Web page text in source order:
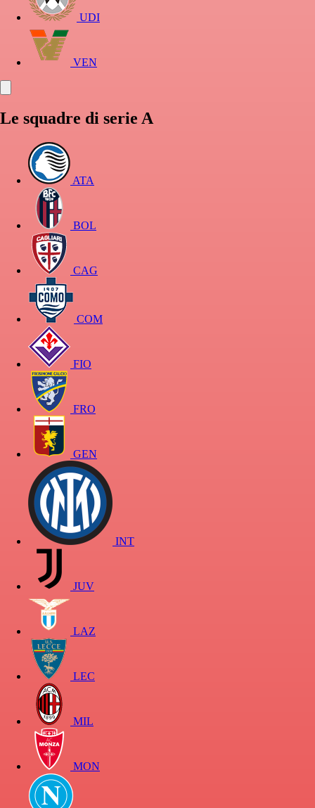
UDI
VEN
Le squadre di serie A
ATA
BOL
CAG
COM
FIO
FRO
GEN
INT
JUV
LAZ
LEC
MIL
MON